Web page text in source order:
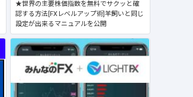
★世界の主要株価指数を無料でサクッと確
認する方法[FXレベルアップ術]羊飼いと同じ
設定が出来るマニュアルを公開